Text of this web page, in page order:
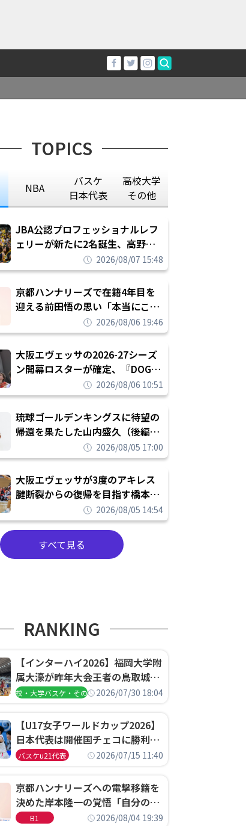
TOPICS
NBA
バスケ
日本代表
高校大学
その他
JBA公認プロフェッショナルレフ
ェリーが新たに2名誕生、高野晃
平は16年間続けた会社員生活に別
れを告げてプロ転向を決断
2026/08/07 15:48
京都ハンナリーズで在籍4年目を
迎える前田悟の思い「本当にこの
チームで勝ちたい、負けたまま舐
められたまま終わりたくない」
2026/08/06 19:46
大阪エヴェッサの2026-27シーズ
ン開幕ロスターが確定、『DOG
FIGHT』のチームカルチャーを推
し進めて結果を求めるシーズンへ
2026/08/06 10:51
琉球ゴールデンキングスに待望の
帰還を果たした山内盛久（後編）
「1人のウチナーンチュとしてみ
んなが誇りに思えるチームにして
いく」
2026/08/05 17:00
大阪エヴェッサが3度のアキレス
腱断裂からの復帰を目指す橋本拓
哉と契約を締結「もう一度コート
に立ちたい」
2026/08/05 14:54
すべて見る
RANKING
【インターハイ2026】福岡大学附
属大濠が昨年大会王者の鳥取城北
を撃破、大阪薫英女学院は岐阜女
高校・大学バスケ・その他2026/07/30 18:04
【U17女子ワールドカップ2026】
日本代表は開催国チェコに勝利し
て予選グループ3連勝で首位通
決定
バスケu21代表 2026/07/15 11:40
京都ハンナリーズへの電撃移籍を
決めた岸本隆一の覚悟「自分のエ
ゴというちっぽけなことのため
B1 2026/08/04 19:39